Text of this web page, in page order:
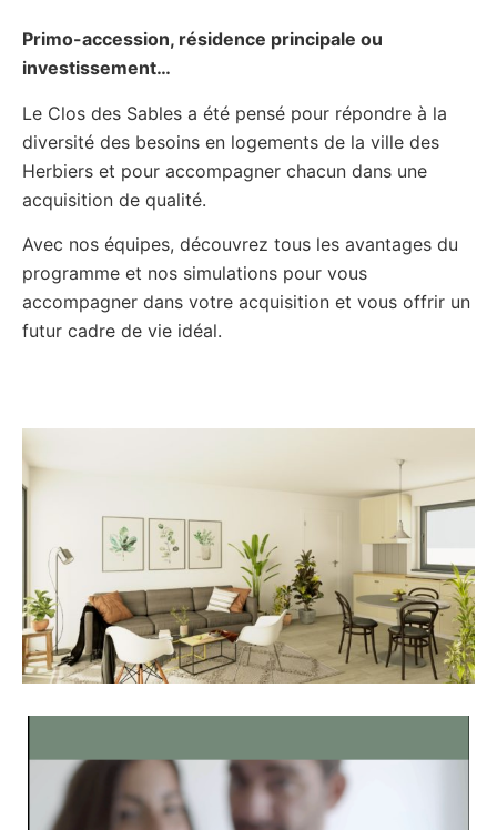
Primo-accession, résidence principale ou
investissement…
Le Clos des Sables a été pensé pour répondre à la
diversité des besoins en logements de la ville des
Herbiers et pour accompagner chacun dans une
acquisition de qualité.
Avec nos équipes, découvrez tous les avantages du
programme et nos simulations pour vous
accompagner dans votre acquisition et vous offrir un
futur cadre de vie idéal.